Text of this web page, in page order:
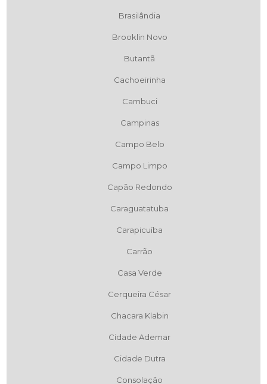
Brasilândia
Brooklin Novo
Butantã
Cachoeirinha
Cambuci
Campinas
Campo Belo
Campo Limpo
Capão Redondo
Caraguatatuba
Carapicuíba
Carrão
Casa Verde
Cerqueira César
Chacara Klabin
Cidade Ademar
Cidade Dutra
Consolação